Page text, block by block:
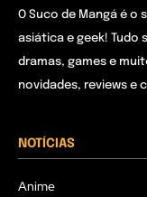
O Suco de Mangá é
asiática e geek! Tudo
dramas, games e
novidades, reviews e
NOTÍCIAS
Anime